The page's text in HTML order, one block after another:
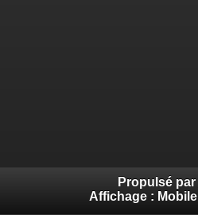
Propulsé par
Affichage : Mobile